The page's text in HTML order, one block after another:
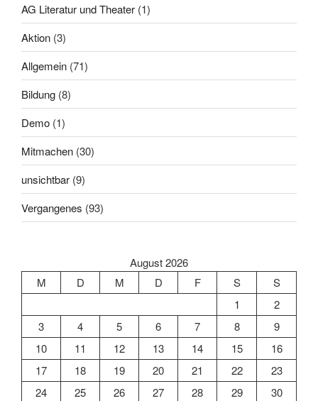
AG Literatur und Theater (1)
Aktion (3)
Allgemein (71)
Bildung (8)
Demo (1)
Mitmachen (30)
unsichtbar (9)
Vergangenes (93)
August 2026
M
D M D F S
S
1
2
3
4 5 6 7 8
9
10
11 12 13 14 15
16
17
18 19 20 21 22
23
24
25 26 27 28 29
30